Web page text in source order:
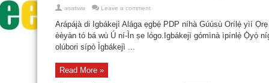
asatiwa Leave a comment
Arápájà di Igbákejì Alága ẹgbẹ́ PDP níhà Gúúsù Orílẹ̀ yìí
èèyàn tó bá wù Ú ní-Ìn ṣe lógo.Igbákejì gómìnà ìpínlẹ̀ Ọ̀yọ́
olúbori sípò Ìgbákejì ...
Read More »